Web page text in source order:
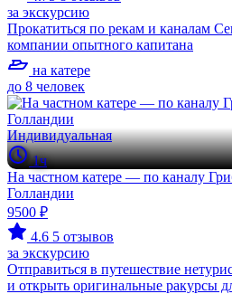
за экскурсию
Прокатиться по рекам и каналам
компании опытного капитана
на катере
до 8 человек
Индивидуальная
1ч
На частном катере — по каналу
Голландии
9500 ₽
4.6 5 отзывов
за экскурсию
Отправиться в путешествие
и открыть оригинальные ракурсы